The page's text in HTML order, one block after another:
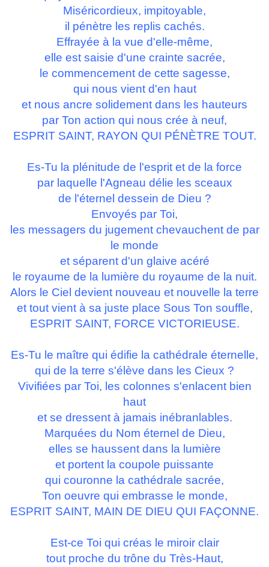
Miséricordieux, impitoyable,
il pénètre les replis cachés.
Effrayée à la vue d'elle-même,
elle est saisie d'une crainte sacrée,
le commencement de cette sagesse,
qui nous vient d'en haut
et nous ancre solidement dans les hauteurs
par Ton action qui nous crée à neuf,
ESPRIT SAINT, RAYON QUI PÉNÈTRE TOUT.
Es-Tu la plénitude de l'esprit et de la force
par laquelle l'Agneau délie les sceaux
de l'éternel dessein de Dieu ?
Envoyés par Toi,
les messagers du jugement chevauchent de par
le monde
et séparent d'un glaive acéré
le royaume de la lumière du royaume de la nuit.
Alors le Ciel devient nouveau et nouvelle la terre
et tout vient à sa juste place Sous Ton souffle,
ESPRIT SAINT, FORCE VICTORIEUSE.
Es-Tu le maître qui édifie la cathédrale éternelle,
qui de la terre s'élève dans les Cieux ?
Vivifiées par Toi, les colonnes s'enlacent bien
haut
et se dressent à jamais inébranlables.
Marquées du Nom éternel de Dieu,
elles se haussent dans la lumière
et portent la coupole puissante
qui couronne la cathédrale sacrée,
Ton oeuvre qui embrasse le monde,
ESPRIT SAINT, MAIN DE DIEU QUI FAÇONNE.
Est-ce Toi qui créas le miroir clair
tout proche du trône du Très-Haut,